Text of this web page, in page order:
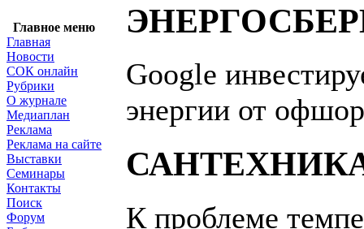
Главное меню
Главная
Новости
СОК онлайн
Рубрики
О журнале
Медиаплан
Реклама
Реклама на сайте
Выставки
Семинары
Контакты
Поиск
Форум
Google
энергии от
К проблеме